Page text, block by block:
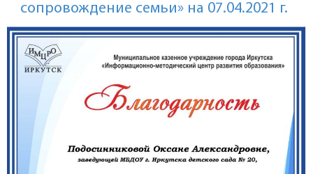
сопровождение семьи» на 07.04.2021 г.